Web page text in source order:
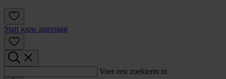
Start jouw aanvraag
Voer een zoekterm in: